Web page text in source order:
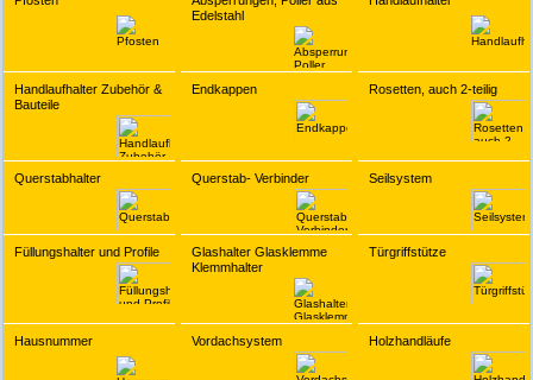
Edelstahl
Handlaufhalter Zubehör &
Bauteile
Endkappen Rosetten, auch 2-teilig
Querstabhalter Querstab- Verbinder Seilsystem
Füllungshalter und Profile
Glashalter Glasklemme
Klemmhalter
Türgriffstütze
Hausnummer Vordachsystem Holzhandläufe